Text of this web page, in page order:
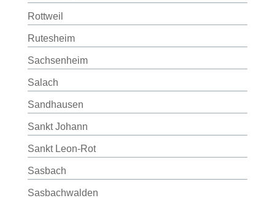
Rottweil
Rutesheim
Sachsenheim
Salach
Sandhausen
Sankt Johann
Sankt Leon-Rot
Sasbach
Sasbachwalden